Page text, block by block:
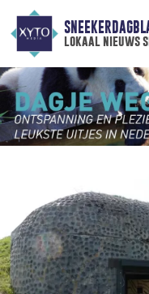
lokaal nieuws